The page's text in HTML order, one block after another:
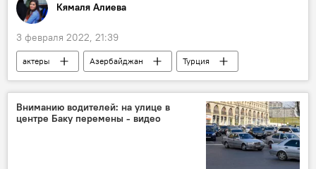
Кямаля Алиева
3 февраля 2022, 21:39
актеры Азербайджан
Турция
Баку
премьера
Фильм
Культура
Вниманию водителей: на улице в
центре Баку перемены - видео